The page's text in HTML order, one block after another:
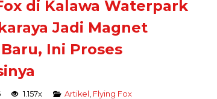
di Kalawa Waterpark
Jadi Magnet
Ini Proses
1.157x Artikel Flying Fox